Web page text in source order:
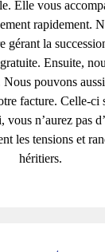
Elle vous
rapidement.
gérant la
Ensuite,
pouvons
facture. Celle-ci
vous n’aurez pas
les tensions et
héritiers.